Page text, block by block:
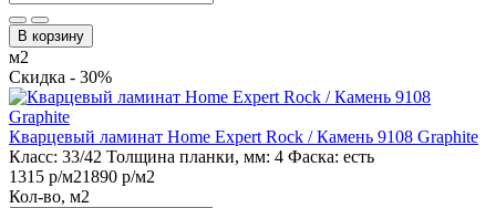
В корзину
м2
Скидка - 30%
Кварцевый ламинат Home Expert Rock / Камень 9108 Graphite
Класс: 33/42 Толщина планки, мм: 4 Фаска: есть
1315 р/м21890 р/м2
Кол-во, м2